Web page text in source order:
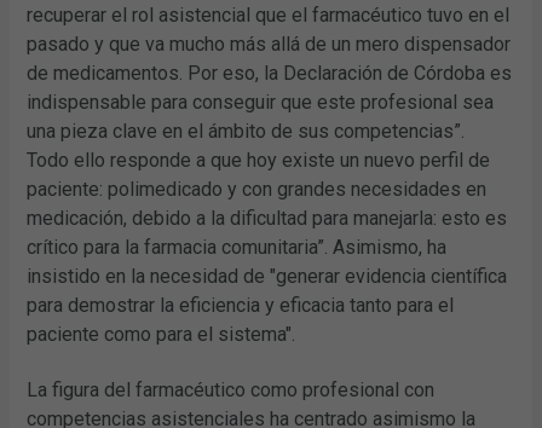
recuperar el rol asistencial que el farmacéutico tuvo en el
pasado y que va mucho más allá de un mero dispensador
de medicamentos. Por eso, la Declaración de Córdoba es
indispensable para conseguir que este profesional sea
una pieza clave en el ámbito de sus competencias”.
Todo ello responde a que hoy existe un nuevo perfil de
paciente: polimedicado y con grandes necesidades en
medicación, debido a la dificultad para manejarla: esto es
crítico para la farmacia comunitaria”. Asimismo, ha
insistido en la necesidad de "generar evidencia científica
para demostrar la eficiencia y eficacia tanto para el
paciente como para el sistema".
La figura del farmacéutico como profesional con
competencias asistenciales ha centrado asimismo la